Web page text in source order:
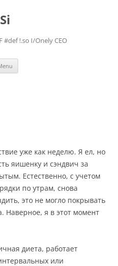
Si
#def !.so I/Onely CEO
уже как неделю. Я ел, но
яишенку и сэндвич за
Естественно, с учетом
по утрам, снова
это не могло покрывать
Наверное, я в этот момент
диета, работает
или